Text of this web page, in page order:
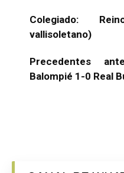
Colegiado:
vallisoletano)
Precedentes
Balompié 1-0 Real